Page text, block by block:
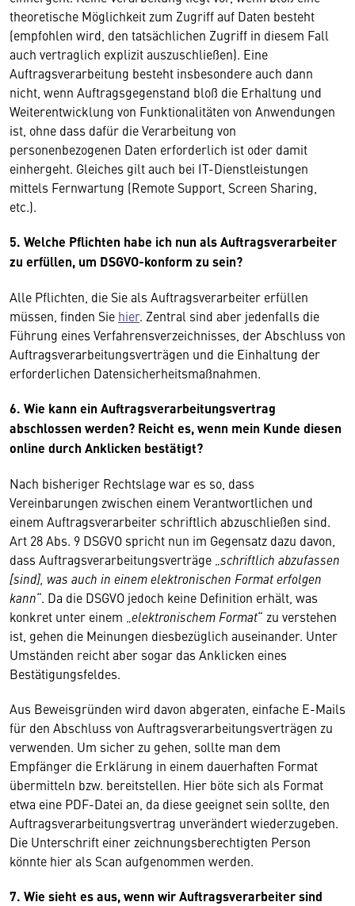
theoretische Möglichkeit zum Zugriff auf Daten besteht
(empfohlen wird, den tatsächlichen Zugriff in diesem Fall
auch vertraglich explizit auszuschließen). Eine
Auftragsverarbeitung besteht insbesondere auch dann
nicht, wenn Auftragsgegenstand bloß die Erhaltung und
Weiterentwicklung von Funktionalitäten von Anwendungen
ist, ohne dass dafür die Verarbeitung von
personenbezogenen Daten erforderlich ist oder damit
einhergeht. Gleiches gilt auch bei IT-Dienstleistungen
mittels Fernwartung (Remote Support, Screen Sharing,
etc.).
5. Welche Pflichten habe ich nun als Auftragsverarbeiter
zu erfüllen, um DSGVO-konform zu sein?
Alle Pflichten, die Sie als Auftragsverarbeiter erfüllen
müssen, finden Sie hier. Zentral sind aber jedenfalls die
Führung eines Verfahrensverzeichnisses, der Abschluss von
Auftragsverarbeitungsverträgen und die Einhaltung der
erforderlichen Datensicherheitsmaßnahmen.
6. Wie kann ein Auftragsverarbeitungsvertrag
abschlossen werden? Reicht es, wenn mein Kunde diesen
online durch Anklicken bestätigt?
Nach bisheriger Rechtslage war es so, dass
Vereinbarungen zwischen einem Verantwortlichen und
einem Auftragsverarbeiter schriftlich abzuschließen sind.
Art 28 Abs. 9 DSGVO spricht nun im Gegensatz dazu davon,
dass Auftragsverarbeitungsverträge „ schriftlich abzufassen
[sind], was auch in einem elektronischen Format erfolgen
kann“. Da die DSGVO jedoch keine Definition erhält, was
konkret unter einem „ elektronischem Format“ zu verstehen
ist, gehen die Meinungen diesbezüglich auseinander. Unter
Umständen reicht aber sogar das Anklicken eines
Bestätigungsfeldes.
Aus Beweisgründen wird davon abgeraten, einfache E-Mails
für den Abschluss von Auftragsverarbeitungsverträgen zu
verwenden. Um sicher zu gehen, sollte man dem
Empfänger die Erklärung in einem dauerhaften Format
übermitteln bzw. bereitstellen. Hier böte sich als Format
etwa eine PDF-Datei an, da diese geeignet sein sollte, den
Auftragsverarbeitungsvertrag unverändert wiederzugeben.
Die Unterschrift einer zeichnungsberechtigten Person
könnte hier als Scan aufgenommen werden.
7. Wie sieht es aus, wenn wir Auftragsverarbeiter sind